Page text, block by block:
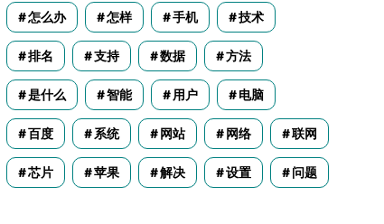
怎么办 怎样 手机 技术
排名 支持 数据 方法
是什么 智能 用户 电脑
百度 系统 网站 网络 联网
芯片 苹果 解决 设置 问题